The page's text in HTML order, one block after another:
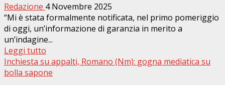
Redazione 4 Novembre 2025
“Mi è stata formalmente notificata, nel primo pomeriggio
di oggi, un’informazione di garanzia in merito a
un’indagine...
Leggi tutto
Inchiesta su appalti, Romano (Nm): gogna mediatica su
bolla sapone